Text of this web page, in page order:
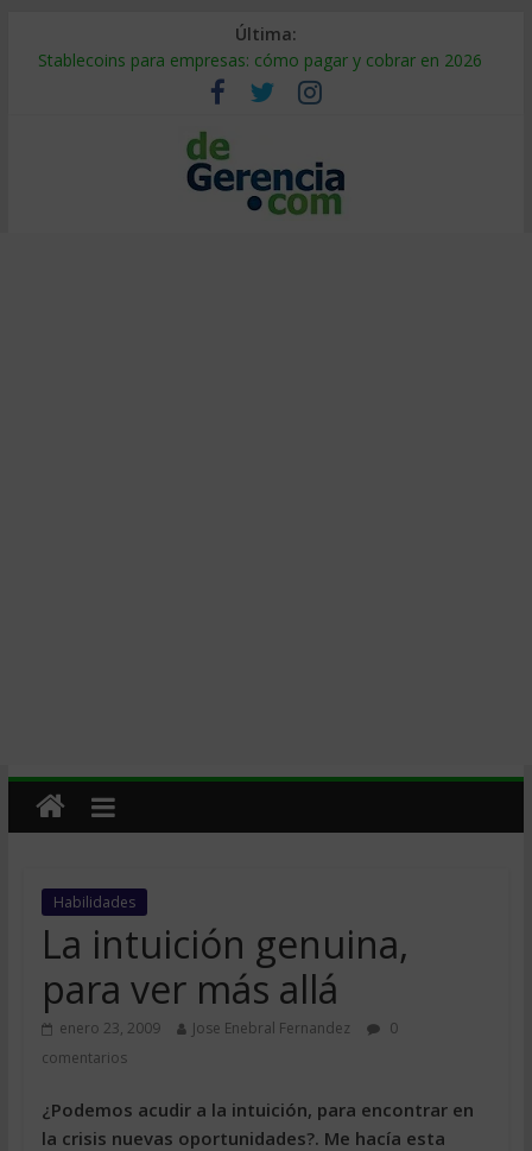
Última:
Stablecoins para empresas: cómo pagar y cobrar en 2026
Despido silencioso: qué es y por qué sale tan caro
IA en selección de personal: cómo auditarla a tiempo
Trabajo forzoso en la cadena de suministro: qué hacer
Mercado hispano de EE. UU.: cómo segmentarlo y venderle
Habilidades
La intuición genuina,
para ver más allá
enero 23, 2009 Jose Enebral Fernandez
0
comentarios
¿Podemos acudir a la intuición, para encontrar en
la crisis nuevas oportunidades?. Me hacía esta